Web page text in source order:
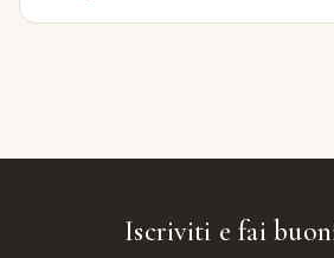
Iscriviti e fai